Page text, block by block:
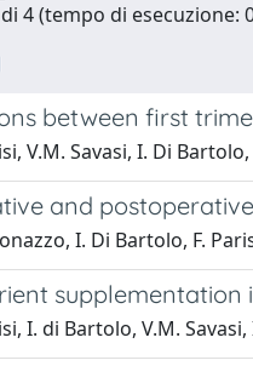
4 (tempo di esecuzione:
between first
V.M. Savasi, I. Di
and
I. Di Bartolo, F.
supplementation
I. di Bartolo, V.M. Savasi,